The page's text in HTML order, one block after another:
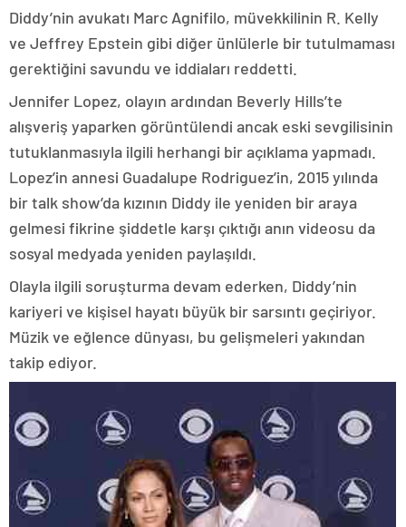
Diddy’nin avukatı Marc Agnifilo, müvekkilinin R. Kelly
ve Jeffrey Epstein gibi diğer ünlülerle bir tutulmaması
gerektiğini savundu ve iddiaları reddetti.
Jennifer Lopez, olayın ardından Beverly Hills’te
alışveriş yaparken görüntülendi ancak eski sevgilisinin
tutuklanmasıyla ilgili herhangi bir açıklama yapmadı.
Lopez’in annesi Guadalupe Rodriguez’in, 2015 yılında
bir talk show’da kızının Diddy ile yeniden bir araya
gelmesi fikrine şiddetle karşı çıktığı anın videosu da
sosyal medyada yeniden paylaşıldı.
Olayla ilgili soruşturma devam ederken, Diddy’nin
kariyeri ve kişisel hayatı büyük bir sarsıntı geçiriyor.
Müzik ve eğlence dünyası, bu gelişmeleri yakından
takip ediyor.